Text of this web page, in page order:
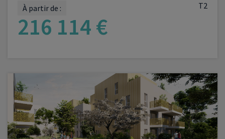
T2
À partir de :
216 114 €
VOIR LE PROGRAMME